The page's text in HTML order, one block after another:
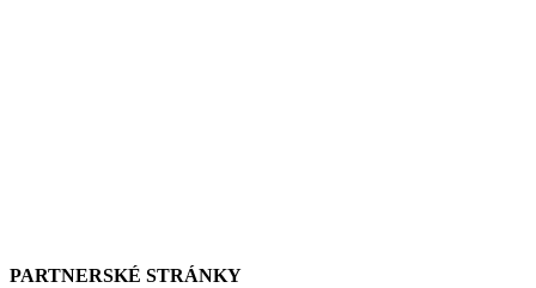
PARTNERSKÉ STRÁNKY